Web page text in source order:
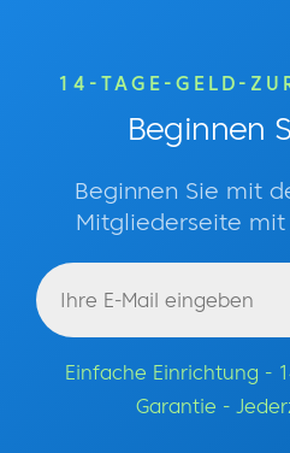
14-TAGE-GELD-
Beginnen
Beginnen Sie mit
Mitgliederseite mit
Einfache Einrichtung -
Garantie -